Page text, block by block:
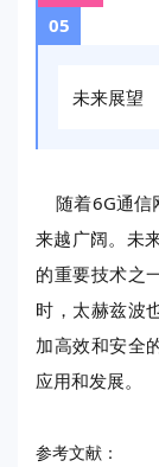
05
未来展望
随着6G通信
来越广阔。未
的重要技术之
时，太赫兹波
加高效和安全
应用和发展。
参考文献：